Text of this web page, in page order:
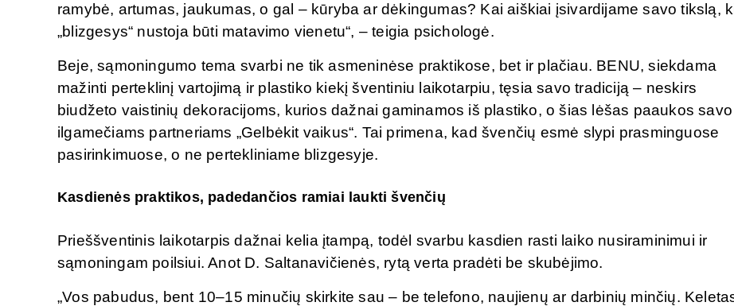
ramybė, artumas, jaukumas, o gal – kūryba ar dėkingumas? Kai aiškiai įsivardijame savo tikslą,
„blizgesys“ nustoja būti matavimo vienetu“, – teigia psichologė.
Beje, sąmoningumo tema svarbi ne tik asmeninėse praktikose, bet ir plačiau. BENU, siekdama
mažinti perteklinį vartojimą ir plastiko kiekį šventiniu laikotarpiu, tęsia savo tradiciją – neskirs
biudžeto vaistinių dekoracijoms, kurios dažnai gaminamos iš plastiko, o šias lėšas paaukos savo
ilgamečiams partneriams „Gelbėkit vaikus“. Tai primena, kad švenčių esmė slypi prasminguose
pasirinkimuose, o ne pertekliniame blizgesyje.
Kasdienės praktikos, padedančios ramiai laukti švenčių
Prieššventinis laikotarpis dažnai kelia įtampą, todėl svarbu kasdien rasti laiko nusiraminimui ir
sąmoningam poilsiui. Anot D. Saltanavičienės, rytą verta pradėti be skubėjimo.
„Vos pabudus, bent 10–15 minučių skirkite sau – be telefono, naujienų ar darbinių minčių.